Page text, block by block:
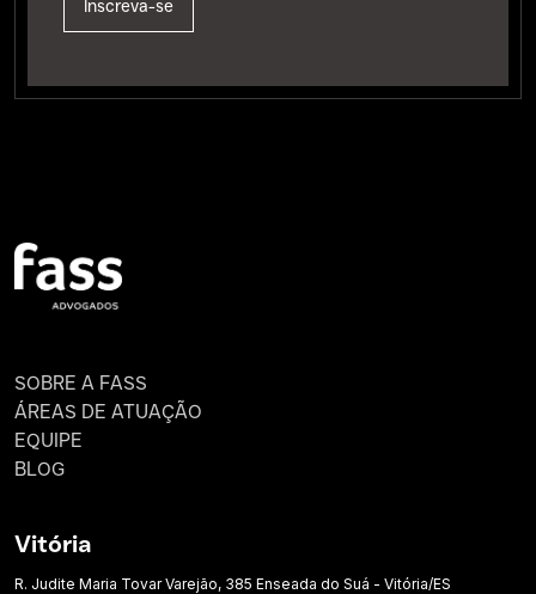
SOBRE A FASS
ÁREAS DE ATUAÇÃO
EQUIPE
BLOG
Vitória
R. Judite Maria Tovar Varejão, 385 Enseada do Suá - Vitória/ES